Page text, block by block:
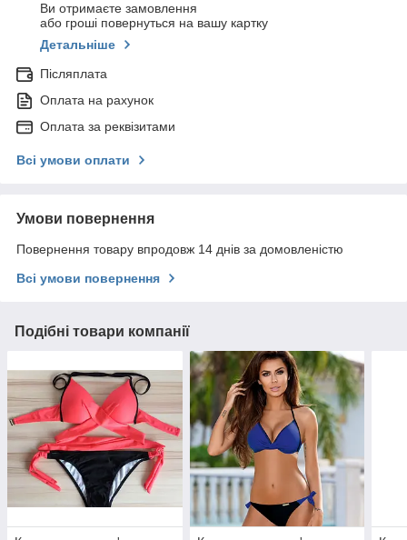
Ви отримаєте замовлення
або гроші повернуться на вашу картку
Детальніше
Післяплата
Оплата на рахунок
Оплата за реквізитами
Всі умови оплати
Умови повернення
Повернення товару впродовж 14 днів за домовленістю
Всі умови повернення
Подібні товари компанії